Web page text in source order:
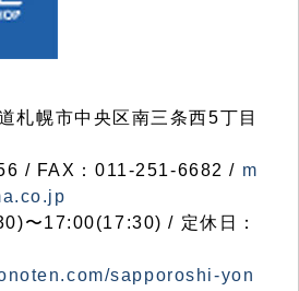
幌市中央区南三条西5丁目
/ FAX：011-251-6682 / m
〜17:00(17:30) / 定休日：
sapporoshi-yon